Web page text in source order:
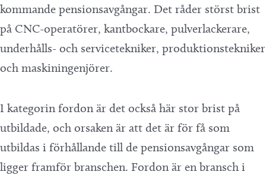
kommande pensionsavgångar. Det råder störst brist
på CNC-operatörer, kantbockare, pulverlackerare,
underhålls- och servicetekniker, produktionstekniker
och maskiningenjörer.
I kategorin fordon är det också här stor brist på
utbildade, och orsaken är att det är för få som
utbildas i förhållande till de pensionsavgångar som
ligger framför branschen. Fordon är en bransch i